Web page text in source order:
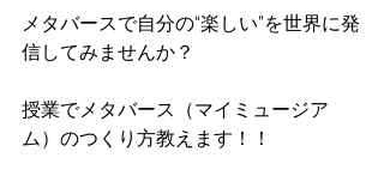
メタバースで自分の“楽しい”を世界に発
信してみませんか？
授業でメタバース（マイミュージア
ム）のつくり方教えます！！